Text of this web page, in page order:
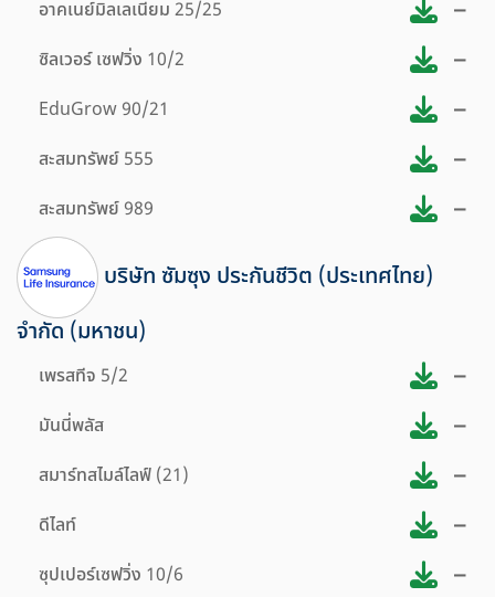
อาคเนย์มิลเลเนียม 25/25 –
ซิลเวอร์ เซฟวิ่ง 10/2 –
EduGrow 90/21 –
สะสมทรัพย์ 555 –
สะสมทรัพย์ 989 –
บริษัท ซัมซุง ประกันชีวิต (ประเทศไทย)
จำกัด (มหาชน)
เพรสทีจ 5/2 –
มันนี่พลัส –
สมาร์ทสไมล์ไลฟ์ (21) –
ดีไลท์ –
ซุปเปอร์เซฟวิ่ง 10/6 –